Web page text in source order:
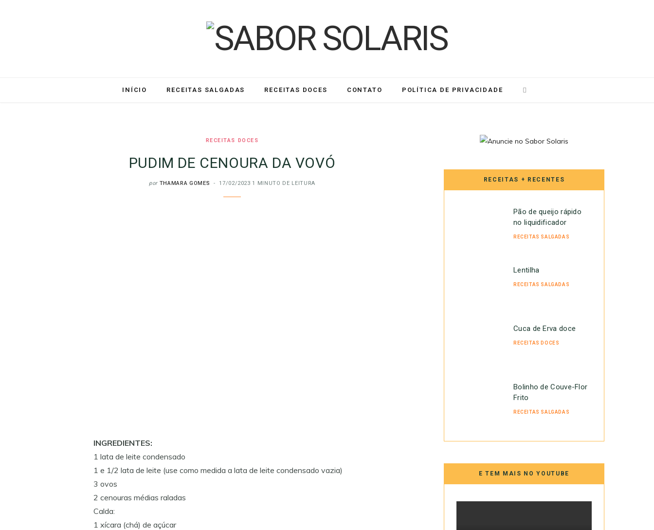
INÍCIO RECEITAS SALGADAS RECEITAS DOCES CONTATO POLÍTICA DE PRIVACIDADE
RECEITAS DOCES
PUDIM DE CENOURA DA VOVÓ
por THAMARA GOMES 17/02/2023 1 MINUTO DE LEITURA
INGREDIENTES:
1 lata de leite condensado
1 e 1/2 lata de leite (use como medida a lata de leite condensado vazia)
3 ovos
2 cenouras médias raladas
Calda:
1 xícara (chá) de açúcar
RECEITAS + RECENTES
Pão de queijo rápido
no liquidificador
RECEITAS SALGADAS
Lentilha
RECEITAS SALGADAS
Cuca de Erva doce
RECEITAS DOCES
Bolinho de Couve-Flor
Frito
RECEITAS SALGADAS
E TEM MAIS NO YOUTUBE